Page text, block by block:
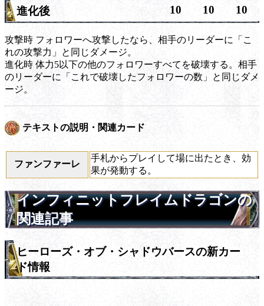
進化後 10 10 10
攻撃時 フォロワーへ攻撃したなら、相手のリーダーに「こ
れの攻撃力」と同じダメージ。
進化時 体力5以下の他のフォロワーすべてを破壊する。相手
のリーダーに「これで破壊したフォロワーの数」と同じダメ
ージ。
テキストの説明・関連カード
ファンファーレ
手札からプレイして場に出たとき、効
果が発動する。
インフィニットフレイムドラゴンの
関連記事
ヒーローズ・オブ・シャドウバースの新カー
ド情報